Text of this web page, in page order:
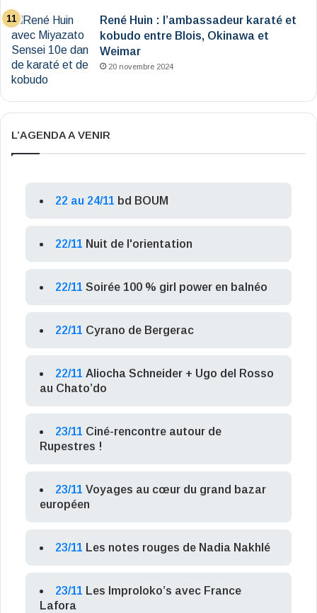
René Huin : l’ambassadeur karaté et
kobudo entre Blois, Okinawa et
Weimar
20 novembre 2024
L’AGENDA A VENIR
22 au 24/11 bd BOUM
22/11 Nuit de l'orientation
22/11 Soirée 100 % girl power en balnéo
22/11 Cyrano de Bergerac
22/11 Aliocha Schneider + Ugo del Rosso
au Chato’do
23/11 Ciné-rencontre autour de
Rupestres !
23/11 Voyages au cœur du grand bazar
européen
23/11 Les notes rouges de Nadia Nakhlé
23/11 Les Improloko’s avec France
Lafora